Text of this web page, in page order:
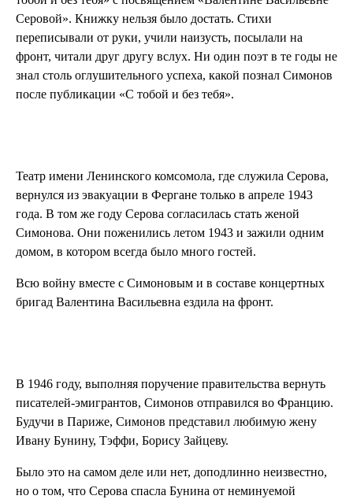
Серовой». Книжку нельзя было достать. Стихи
переписывали от руки, учили наизусть, посылали на
фронт, читали друг другу вслух. Ни один поэт в те годы не
знал столь оглушительного успеха, какой познал Симонов
после публикации «С тобой и без тебя».
Театр имени Ленинского комсомола, где служила Серова,
вернулся из эвакуации в Фергане только в апреле 1943
года. В том же году Серова согласилась стать женой
Симонова. Они поженились летом 1943 и зажили одним
домом, в котором всегда было много гостей.
Всю войну вместе с Симоновым и в составе концертных
бригад Валентина Васильевна ездила на фронт.
В 1946 году, выполняя поручение правительства вернуть
писателей-эмигрантов, Симонов отправился во Францию.
Будучи в Париже, Симонов представил любимую жену
Ивану Бунину, Тэффи, Борису Зайцеву.
Было это на самом деле или нет, доподлинно неизвестно,
но о том, что Серова спасла Бунина от неминуемой